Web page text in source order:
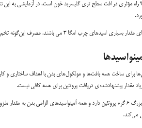
برای ساخت همه بافت‌ها و مولکول‌های بدن با اهداف ساختاری و
مقدار پیشنهادشده‌ی دریافت پروتئین برای همه کافی نیست.
تخم مرغ یکی از منبع های عالی پروتئین است؛ یک تخم مرغ بزرگ ۶ گرم پروتئین دارد و همه
می‌کند.